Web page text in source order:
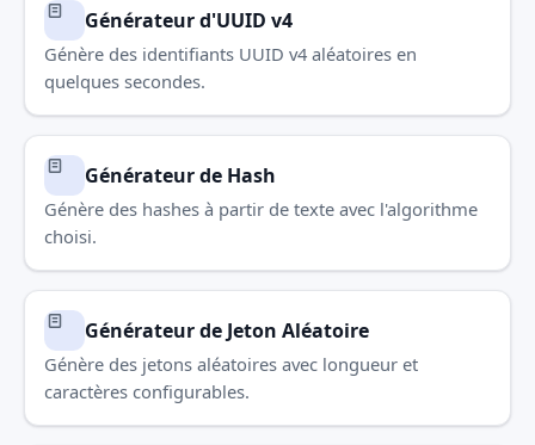
Générateur d'UUID v4
Génère des identifiants UUID v4 aléatoires en
quelques secondes.
Générateur de Hash
Génère des hashes à partir de texte avec l'algorithme
choisi.
Générateur de Jeton Aléatoire
Génère des jetons aléatoires avec longueur et
caractères configurables.